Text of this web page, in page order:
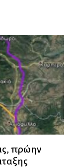
πρώην